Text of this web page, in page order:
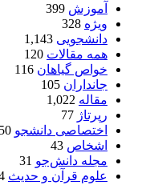
آموزش 399
ویژه 328
دانشجویی 1,143
همه مقالات 120
خواص گیاهان 116
جانداران
105
مقاله 1,022
رپرتاژ 77
اختصاصی دانشجو 50
اشخاص 43
مجله دانش‌جو 31
علوم قرآن و حدیث 4